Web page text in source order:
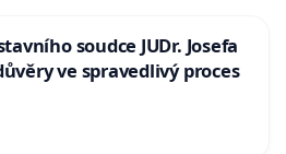
soudce JUDr. Josefa
ve spravedlivý proces